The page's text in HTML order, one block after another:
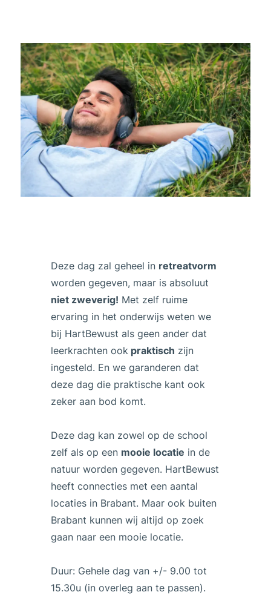
Deze dag zal geheel in retreatvorm
worden gegeven, maar is absoluut
niet zweverig! Met zelf ruime
ervaring in het onderwijs weten we
bij HartBewust als geen ander dat
leerkrachten ookpraktisch zijn
ingesteld. En we garanderen dat
deze dag die praktische kant ook
zeker aan bod komt.
Deze dag kan zowel op de school
zelf als op een mooie locatie in de
natuur worden gegeven. HartBewust
heeft connecties met een aantal
locaties in Brabant. Maar ook buiten
Brabant kunnen wij altijd op zoek
gaan naar een mooie locatie.
Duur: Gehele dag van +/- 9.00 tot
15.30u (in overleg aan te passen).